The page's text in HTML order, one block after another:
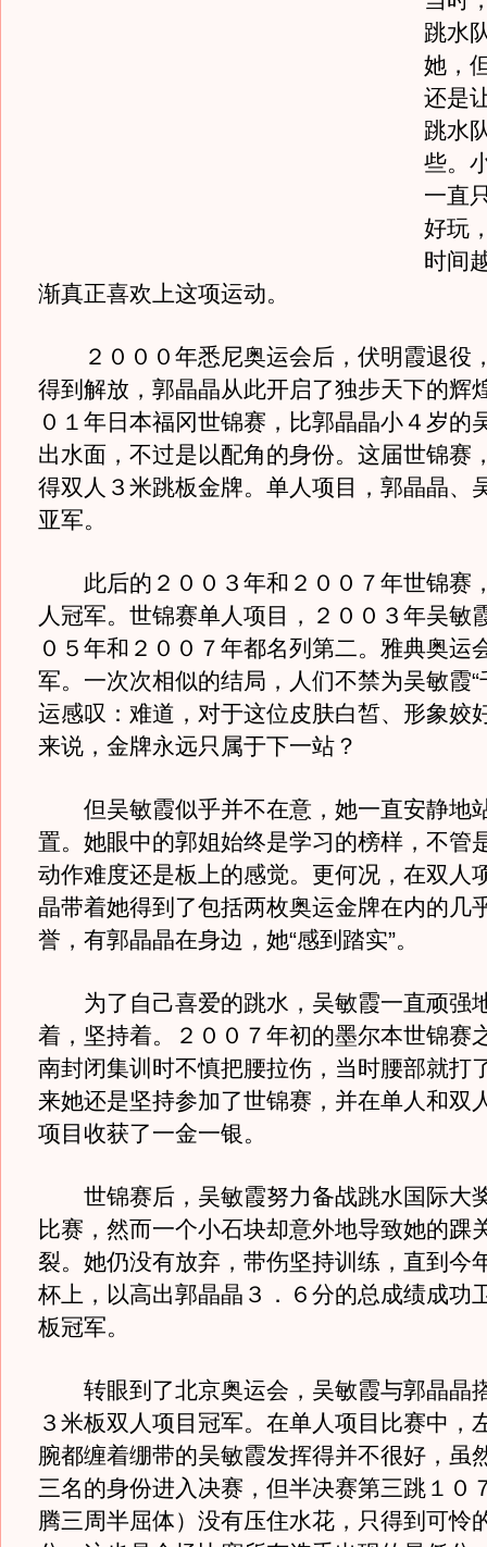
跳水
她，
还是
跳水
些。
一直
好玩
时间
渐真正喜欢上这项运动。
２０００年悉尼奥运会后，伏明霞退役
得到解放，郭晶晶从此开启了独步天下的辉
０１年日本福冈世锦赛，比郭晶晶小４岁的
出水面，不过是以配角的身份。这届世锦赛
得双人３米跳板金牌。单人项目，郭晶晶、
亚军。
此后的２００３年和２００７年世锦赛
人冠军。世锦赛单人项目，２００３年吴敏
０５年和２００７年都名列第二。雅典奥运
军。一次次相似的结局，人们不禁为吴敏霞“
运感叹：难道，对于这位皮肤白皙、形象姣
来说，金牌永远只属于下一站？
但吴敏霞似乎并不在意，她一直安静地站
置。她眼中的郭姐始终是学习的榜样，不管
动作难度还是板上的感觉。更何况，在双人
晶带着她得到了包括两枚奥运金牌在内的几
誉，有郭晶晶在身边，她“感到踏实”。
为了自己喜爱的跳水，吴敏霞一直顽强
着，坚持着。２００７年初的墨尔本世锦赛
南封闭集训时不慎把腰拉伤，当时腰部就打
来她还是坚持参加了世锦赛，并在单人和双
项目收获了一金一银。
世锦赛后，吴敏霞努力备战跳水国际大
比赛，然而一个小石块却意外地导致她的踝
裂。她仍没有放弃，带伤坚持训练，直到今
杯上，以高出郭晶晶３．６分的总成绩成功
板冠军。
转眼到了北京奥运会，吴敏霞与郭晶晶
３米板双人项目冠军。在单人项目比赛中，
腕都缠着绷带的吴敏霞发挥得并不很好，虽
三名的身份进入决赛，但半决赛第三跳１０
腾三周半屈体）没有压住水花，只得到可怜